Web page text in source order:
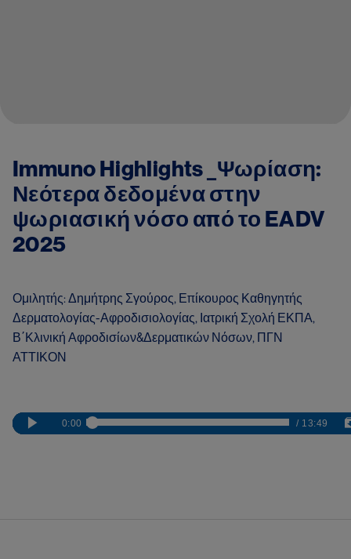
Immuno Highlights _Ψωρίαση:
Νεότερα δεδομένα στην
ψωριασική νόσο από το EADV
2025
Ομιλητής: Δημήτρης Σγούρος, Επίκουρος Καθηγητής
Δερματολογίας-Αφροδισιολογίας, Ιατρική Σχολή ΕΚΠΑ,
Β΄Κλινική Αφροδισίων&Δερματικών Νόσων, ΠΓΝ
ΑΤΤΙΚΟΝ